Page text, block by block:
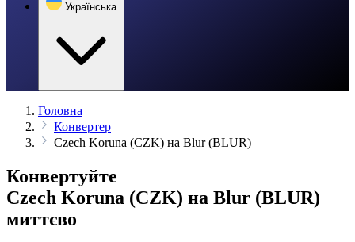
Українська
Головна
Конвертер
Czech Koruna (CZK) на Blur (BLUR)
Конвертуйте
Czech Koruna (CZK) на Blur (BLUR)
миттєво